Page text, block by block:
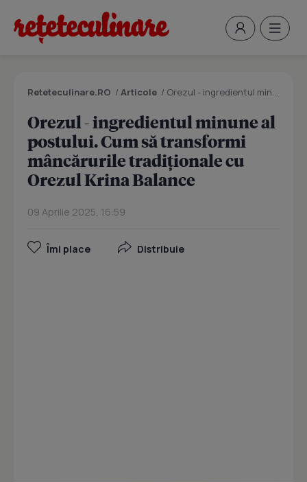
Reteteculinare.RO / Articole / Orezul - ingredientul minune al postului. Cum să transformi mâncărurile tradiționale cu Orezul Krina Balance
Orezul - ingredientul minune al
postului. Cum să transformi
mâncărurile tradiționale cu
Orezul Krina Balance
09 Aprilie 2025, 16:59
Îmi place Distribuie